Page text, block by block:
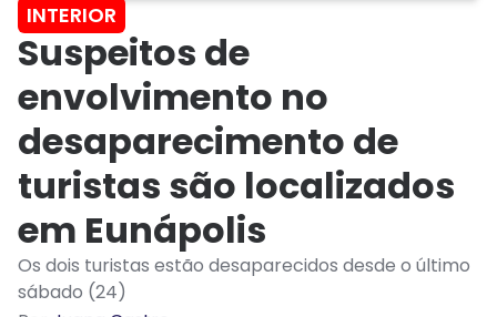
INTERIOR
Suspeitos de
envolvimento no
desaparecimento de
turistas são localizados
em Eunápolis
Os dois turistas estão desaparecidos desde o último
sábado (24)